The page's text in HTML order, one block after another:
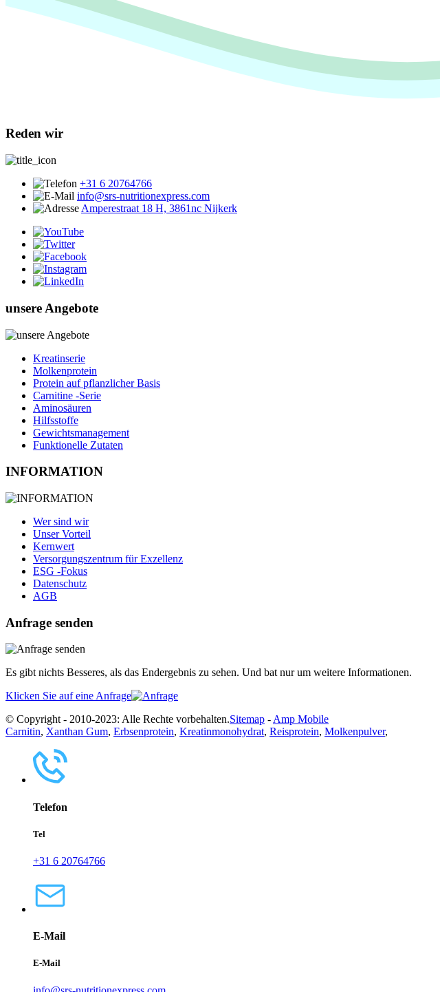
Reden wir
+31 6 20764766
info@srs-nutritionexpress.com
Amperestraat 18 H, 3861nc Nijkerk
unsere Angebote
Kreatinserie
Molkenprotein
Protein auf pflanzlicher Basis
Carnitine -Serie
Aminosäuren
Hilfsstoffe
Gewichtsmanagement
Funktionelle Zutaten
INFORMATION
Wer sind wir
Unser Vorteil
Kernwert
Versorgungszentrum für Exzellenz
ESG -Fokus
Datenschutz
AGB
Anfrage senden
Es gibt nichts Besseres, als das Endergebnis zu sehen. Und bat nur um weitere Informationen.
Klicken Sie auf eine Anfrage
© Copyright - 2010-2023: Alle Rechte vorbehalten.Sitemap - Amp Mobile
Carnitin, Xanthan Gum, Erbsenprotein, Kreatinmonohydrat, Reisprotein, Molkenpulver,
Telefon
Tel
+31 6 20764766
E-Mail
E-Mail